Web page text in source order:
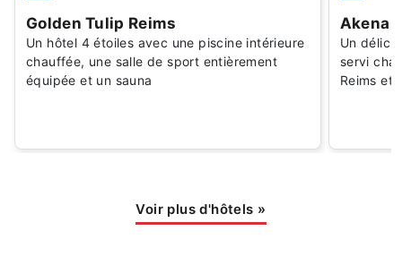
Golden Tulip Reims
Un hôtel 4 étoiles avec une piscine intérieure
chauffée, une salle de sport entièrement
équipée et un sauna
Akena
Un
servi
Reims et
Voir plus d'hôtels »